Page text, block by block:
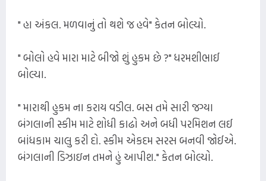
" હા અંકલ. મળવાનું તો થશે જ હવે" કેતન બોલ્યો.
" બોલો હવે મારા માટે બીજો શું હુકમ છે ?" ધરમશીભાઈ
બોલ્યા.
" મારાથી હુકમ ના કરાય વડીલ. બસ તમે સારી જગ્યા
બંગલાની સ્કીમ માટે શોધી કાઢો અને બધી પરમિશન લઈ
બાંધકામ ચાલુ કરી દો. સ્કીમ એકદમ સરસ બનવી જોઈએ.
બંગલાની ડિઝાઇન તમને હું આપીશ." કેતન બોલ્યો.